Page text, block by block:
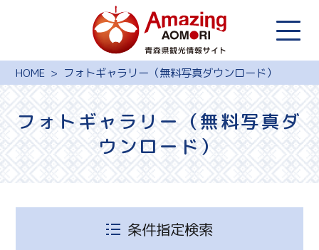
HOME フォトギャラリー（無料写真ダウンロード）
フォトギャラリー（無料写真ダ
ウンロード）
条件指定検索